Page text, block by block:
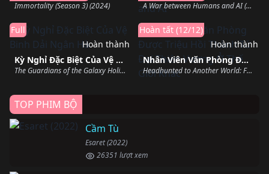
Immortality (Season 3) (2024) A War between Humans and AI (2024)
Kỳ Nghỉ Đặc Biệt Của Vệ Binh Dải Ngân Hà
The Guardians of the Galaxy Holiday Special (2022)
Full
Hoàn thành
Nhân Viên Văn Phòng Được Triệu Hồi Thành Tứ Đại Thiên Vương Ở Thế Giới Khác
Headhunted to Another World: From Salaryman to Big Four! (2025)
Hoàn tất (12/12)
Hoàn thành
TOP PHIM BỘ
Cầm Tù
Esaret (2022)
26351 lượt xem